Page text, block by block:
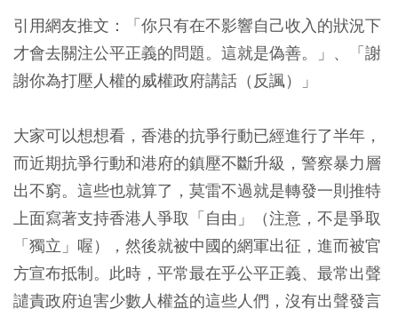
引用網友推文：「你只有在不影響自己收入的狀況下
才會去關注公平正義的問題。這就是偽善。」、「謝
謝你為打壓人權的威權政府講話（反諷）」
大家可以想想看，香港的抗爭行動已經進行了半年，
而近期抗爭行動和港府的鎮壓不斷升級，警察暴力層
出不窮。這些也就算了，莫雷不過就是轉發一則推特
上面寫著支持香港人爭取「自由」（注意，不是爭取
「獨立」喔），然後就被中國的網軍出征，進而被官
方宣布抵制。此時，平常最在乎公平正義、最常出聲
譴責政府迫害少數人權益的這些人們，沒有出聲發言